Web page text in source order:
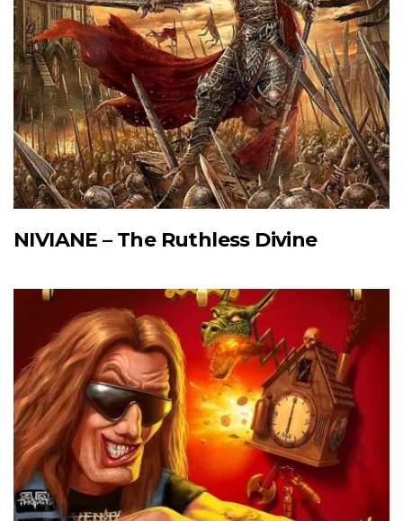
NIVIANE – The Ruthless Divine